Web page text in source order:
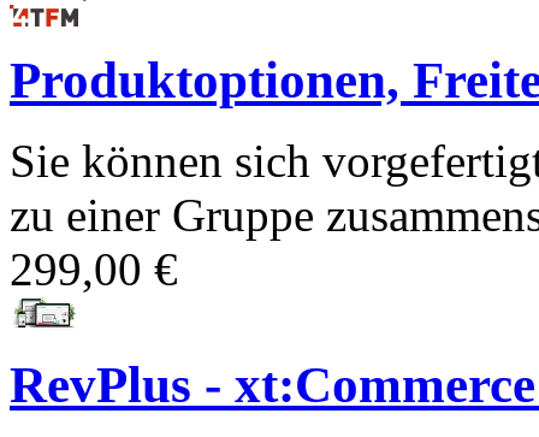
Produktoptionen,
Sie können sich
zu einer Gruppe
299,00 €
RevPlus -